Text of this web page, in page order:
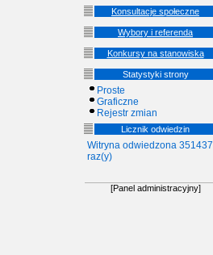
Konsultacje społeczne
Wybory i referenda
Konkursy na stanowiska
Statystyki strony
Proste
Graficzne
Rejestr zmian
Licznik odwiedzin
Witryna odwiedzona 351437
raz(y)
[Panel administracyjny]